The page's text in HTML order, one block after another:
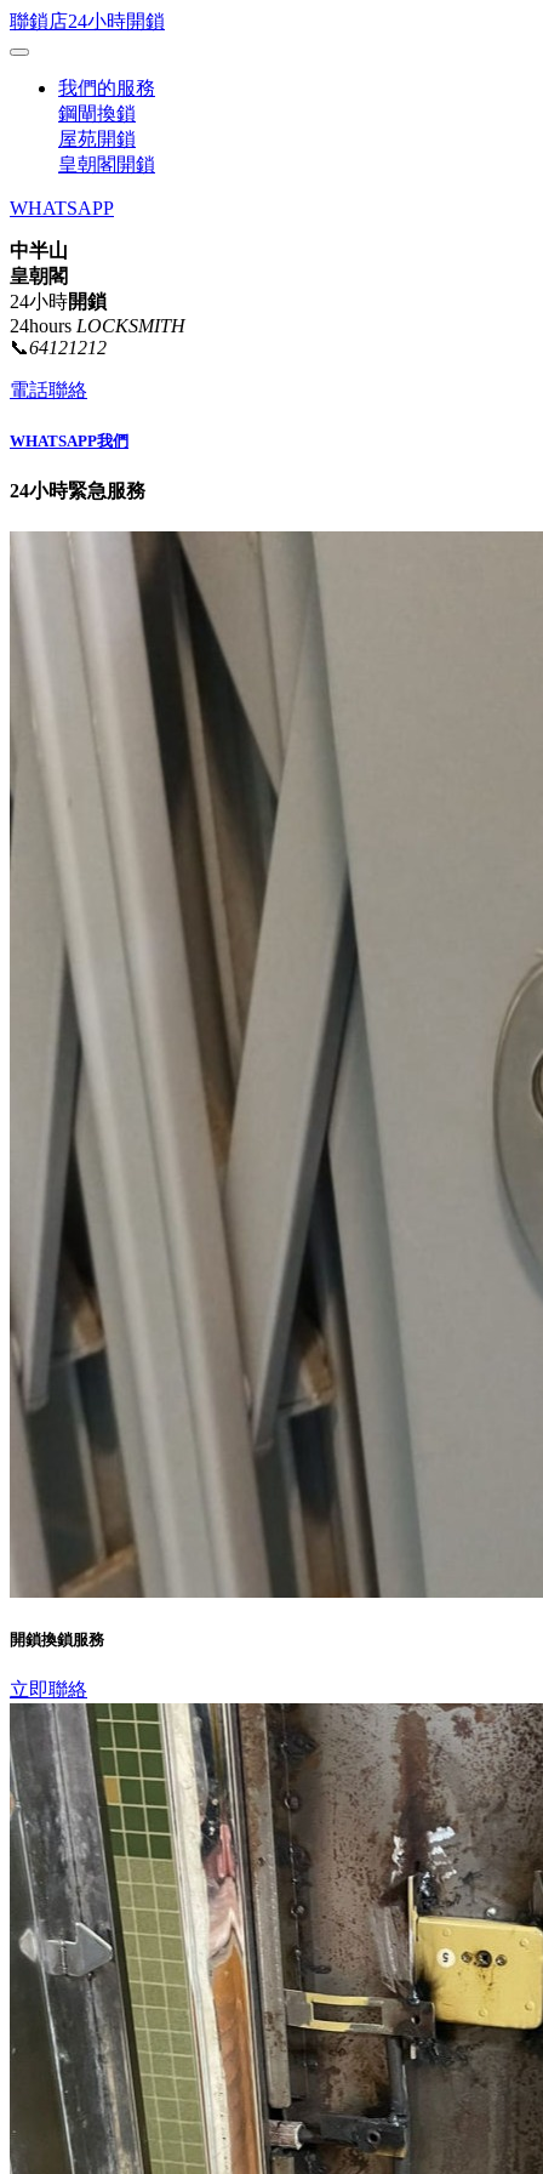
聯鎖店24小時開鎖
我們的服務
鋼閘換鎖
屋苑開鎖
皇朝閣開鎖
WHATSAPP
中半山
皇朝閣
24小時開鎖
24hours LOCKSMITH
📞64121212
電話聯絡
WHATSAPP我們
24小時緊急服務
開鎖換鎖服務
立即聯絡